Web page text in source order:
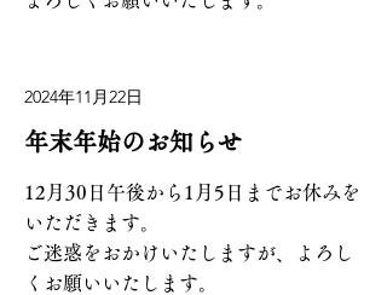
2024年11月22日
年末年始のお知らせ
12月30日午後から1月5日までお休みを
いただきます。
ご迷惑をおかけいたしますが、よろし
くお願いいたします。